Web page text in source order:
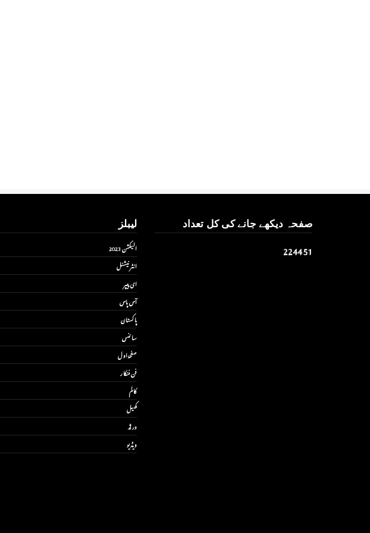
صفحہ دیکھے جانے کی کل تعداد
224451
لیبلز
الیکشن 2023
انٹر نیشنل
ای پیپر
آس پاس
پاکستان
سائنس
صفحۂ اول
فن فنکار
کالم
کھیل
ورلڈ
ویڈیو